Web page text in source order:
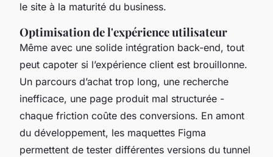
le site à la maturité du business.
Optimisation de l'expérience utilisateur
Même avec une solide intégration back-end, tout
peut capoter si l’expérience client est brouillonne.
Un parcours d’achat trop long, une recherche
inefficace, une page produit mal structurée -
chaque friction coûte des conversions. En amont
du développement, les maquettes Figma
permettent de tester différentes versions du tunnel